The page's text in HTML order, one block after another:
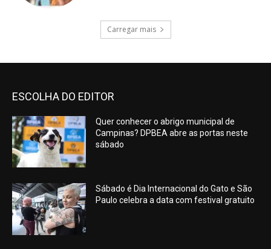
Carregar mais
ESCOLHA DO EDITOR
Quer conhecer o abrigo municipal de
Campinas? DPBEA abre as portas neste
sábado
Sábado é Dia Internacional do Gato e São
Paulo celebra a data com festival gratuito